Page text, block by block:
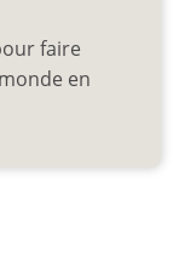
faire
en